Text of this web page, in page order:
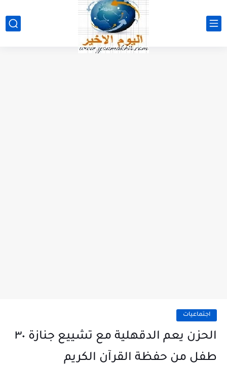
اجتماعيات
الحزن يعم ⁧‫الدقهلية‬⁩ مع تشييع جنازة ٣٠
طفل من حفظة القرآن الكريم